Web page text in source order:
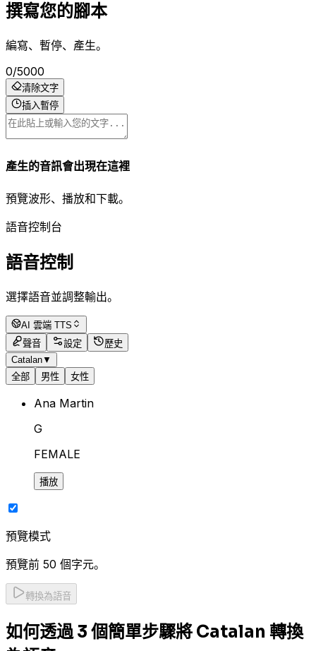
撰寫您的腳本
編寫、暫停、產生。
0/5000
清除文字
插入暫停
產生的音訊會出現在這裡
預覽波形、播放和下載。
語音控制台
語音控制
選擇語音並調整輸出。
AI 雲端 TTS
聲音
設定
歷史
Catalan▼
全部
男性 女性
Ana Martin
G
FEMALE
播放
預覽模式
預覽前 50 個字元。
轉換為語音
如何透過 3 個簡單步驟將 Catalan 轉換